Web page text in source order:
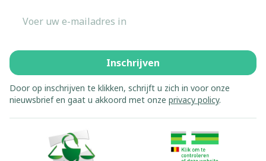
Inschrijven
Door op inschrijven te klikken, schrijft u zich in voor onze
nieuwsbrief en gaat u akkoord met onze privacy policy.